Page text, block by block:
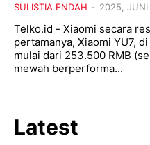
SULISTIA ENDAH - 2025,
Telko.id - Xiaomi secara
pertamanya, Xiaomi YU7,
mulai dari 253.500 RMB (sekitar
mewah berperforma...
Latest